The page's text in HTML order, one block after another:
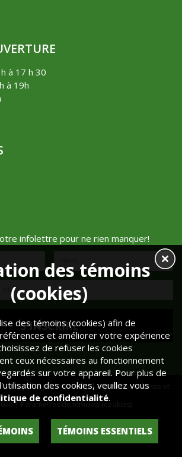
à 17 h 30
à 19h
infolettre pour ne rien manquer!
| Propulsé parOpenCart| Mont-Lebel Chasse et
|Paramètres de témoins (cookies)
Liste de souhaits
Lettre d'information
des témoins
(cookies)
des témoins (cookies) afin de
et améliorer votre expérience
de refuser les cookies
ceux nécessaires au fonctionnement
sur votre appareil. Pour plus de
des cookies, veuillez vous
de confidentialité.
TÉMOINS ESSENTIELS